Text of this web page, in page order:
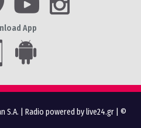
App
S.A. Radio powered by live24.gr | ©